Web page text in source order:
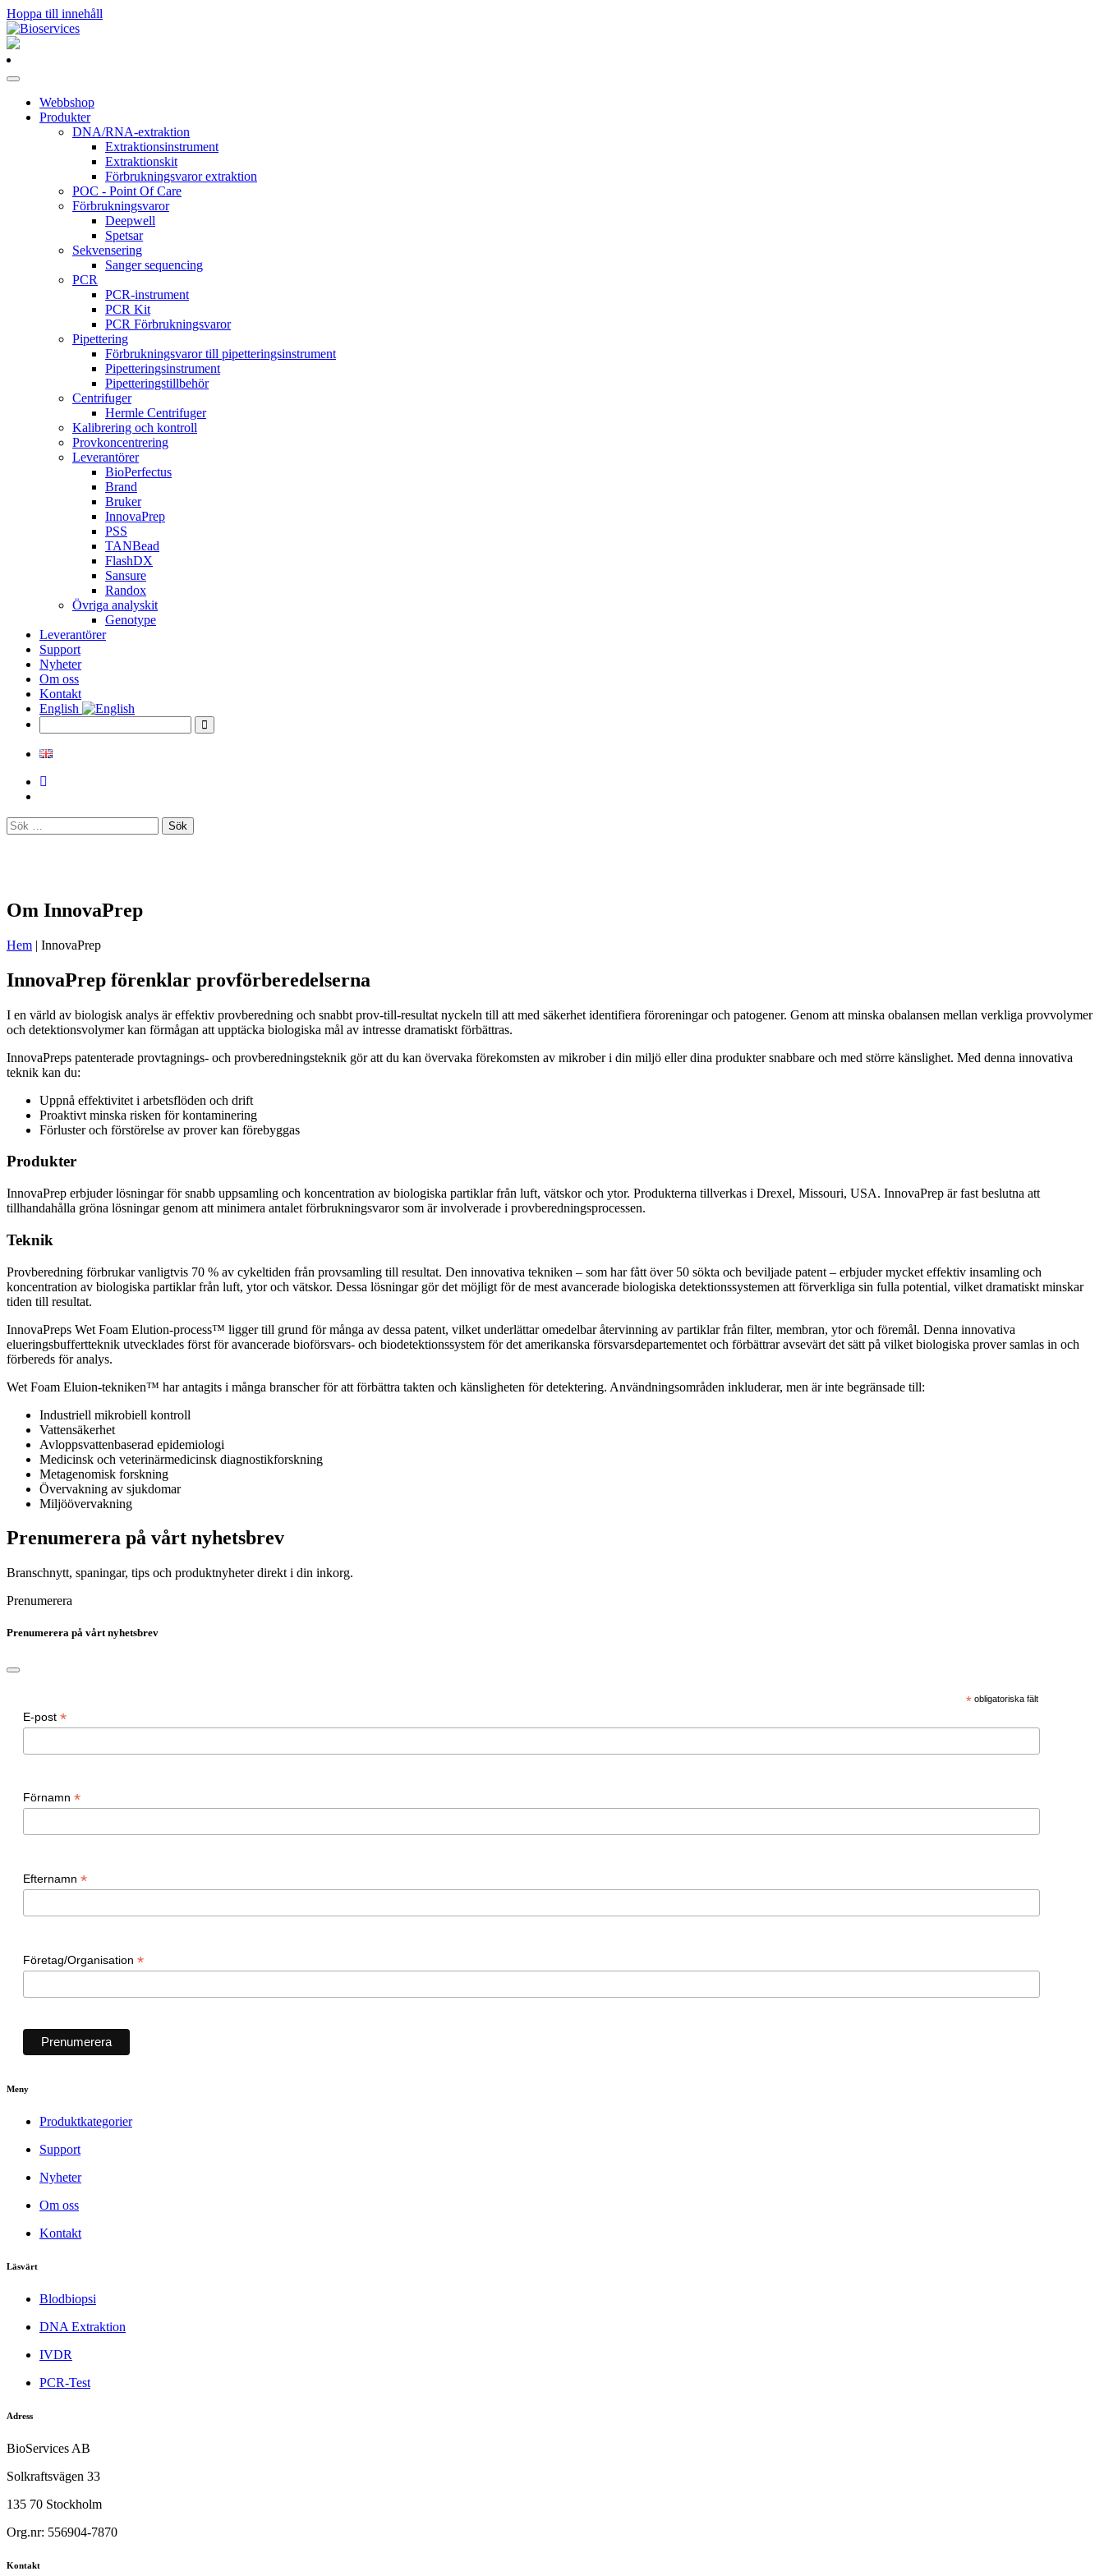
Hoppa till innehåll
Huvudnavigering
Webbshop
Produkter
DNA/RNA-extraktion
Extraktionsinstrument
Extraktionskit
Förbrukningsvaror extraktion
POC - Point Of Care
Förbrukningsvaror
Deepwell
Spetsar
Sekvensering
Sanger sequencing
PCR
PCR-instrument
PCR Kit
PCR Förbrukningsvaror
Pipettering
Förbrukningsvaror till pipetteringsinstrument
Pipetteringsinstrument
Pipetteringstillbehör
Centrifuger
Hermle Centrifuger
Kalibrering och kontroll
Provkoncentrering
Leverantörer
BioPerfectus
Brand
Bruker
InnovaPrep
PSS
TANBead
FlashDX
Sansure
Randox
Övriga analyskit
Genotype
Leverantörer
Support
Nyheter
Om oss
Kontakt
English
Sök
efter:
Om InnovaPrep
Hem | InnovaPrep
InnovaPrep förenklar provförberedelserna
I en värld av biologisk analys är effektiv provberedning och snabbt prov-till-resultat nyckeln till att med säkerhet identifiera föroreningar och patogener. Genom att minska obalansen mellan verkliga provvolymer
och detektionsvolymer kan förmågan att upptäcka biologiska mål av intresse dramatiskt förbättras.
InnovaPreps patenterade provtagnings- och provberedningsteknik gör att du kan övervaka förekomsten av mikrober i din miljö eller dina produkter snabbare och med större känslighet. Med denna innovativa
teknik kan du:
Uppnå effektivitet i arbetsflöden och drift
Proaktivt minska risken för kontaminering
Förluster och förstörelse av prover kan förebyggas
Produkter
InnovaPrep erbjuder lösningar för snabb uppsamling och koncentration av biologiska partiklar från luft, vätskor och ytor. Produkterna tillverkas i Drexel, Missouri, USA. InnovaPrep är fast beslutna att
tillhandahålla gröna lösningar genom att minimera antalet förbrukningsvaror som är involverade i provberedningsprocessen.
Teknik
Provberedning förbrukar vanligtvis 70 % av cykeltiden från provsamling till resultat. Den innovativa tekniken – som har fått över 50 sökta och beviljade patent – erbjuder mycket effektiv insamling och
koncentration av biologiska partiklar från luft, ytor och vätskor. Dessa lösningar gör det möjligt för de mest avancerade biologiska detektionssystemen att förverkliga sin fulla potential, vilket dramatiskt minskar
tiden till resultat.
InnovaPreps Wet Foam Elution-process™ ligger till grund för många av dessa patent, vilket underlättar omedelbar återvinning av partiklar från filter, membran, ytor och föremål. Denna innovativa
elueringsbuffertteknik utvecklades först för avancerade bioförsvars- och biodetektionssystem för det amerikanska försvarsdepartementet och förbättrar avsevärt det sätt på vilket biologiska prover samlas in och
förbereds för analys.
Wet Foam Eluion-tekniken™ har antagits i många branscher för att förbättra takten och känsligheten för detektering. Användningsområden inkluderar, men är inte begränsade till:
Industriell mikrobiell kontroll
Vattensäkerhet
Avloppsvattenbaserad epidemiologi
Medicinsk och veterinärmedicinsk diagnostikforskning
Metagenomisk forskning
Övervakning av sjukdomar
Miljöövervakning
Prenumerera på vårt nyhetsbrev
Branschnytt, spaningar, tips och produktnyheter direkt i din inkorg.
Prenumerera
Prenumerera på vårt nyhetsbrev
* obligatoriska fält
E-post *
Förnamn *
Efternamn *
Företag/Organisation *
Meny
Produktkategorier
Support
Nyheter
Om oss
Kontakt
Läsvärt
Blodbiopsi
DNA Extraktion
IVDR
PCR-Test
Adress
BioServices AB
Solkraftsvägen 33
135 70 Stockholm
Org.nr: 556904-7870
Kontakt